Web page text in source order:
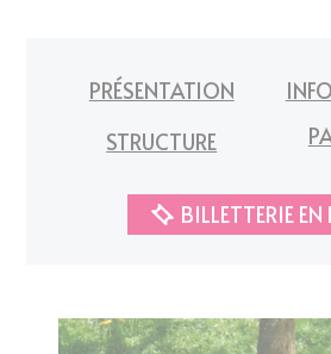
PRÉSENTATION
STRUCTURE
BILLETTERIE EN